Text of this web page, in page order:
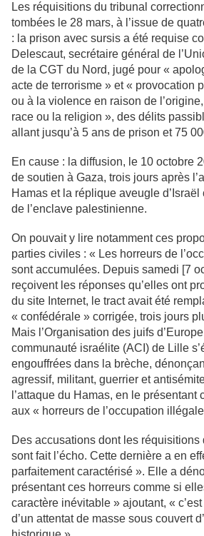
Les réquisitions du tribunal
tombées le 28 mars, à l’issue de
: la prison avec sursis a été requise
Delescaut, secrétaire général de
de la CGT du Nord, jugé pour «
acte de terrorisme » et « provocation
ou à la violence en raison de
race ou la religion », des délits
allant jusqu’à 5 ans de prison et 75
En cause : la diffusion, le 10 octobre
de soutien à Gaza, trois jours après
Hamas et la réplique aveugle
de l’enclave palestinienne.
On pouvait y lire notamment ces
parties civiles : « Les horreurs de
sont accumulées. Depuis samedi [7
reçoivent les réponses qu’elles ont
du site Internet, le tract avait été
« confédérale » corrigée, trois jours
Mais l’Organisation des juifs
communauté israélite (ACI) de Lille
engouffrées dans la brèche,
agressif, militant, guerrier et
l’attaque du Hamas, en le présentant
aux « horreurs de l’occupation
Des accusations dont les réquisitions
sont fait l’écho. Cette dernière a en
parfaitement caractérisé ». Elle a
présentant ces horreurs comme si
caractère inévitable » ajoutant, «
d’un attentat de masse sous couvert